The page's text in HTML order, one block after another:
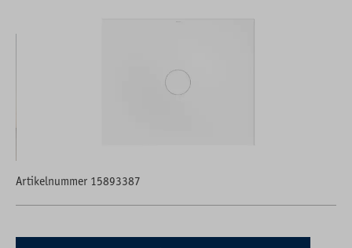
Artikelnummer 15893387